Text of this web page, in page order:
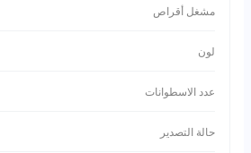
مشغل أقراص
لون
عدد الاسطوانات
حالة التصدير